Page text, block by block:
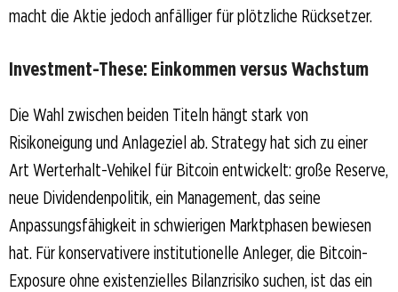
macht die Aktie jedoch anfälliger für plötzliche Rücksetzer.
Investment-These: Einkommen versus Wachstum
Die Wahl zwischen beiden Titeln hängt stark von
Risikoneigung und Anlageziel ab. Strategy hat sich zu einer
Art Werterhalt-Vehikel für Bitcoin entwickelt: große Reserve,
neue Dividendenpolitik, ein Management, das seine
Anpassungsfähigkeit in schwierigen Marktphasen bewiesen
hat. Für konservativere institutionelle Anleger, die Bitcoin-
Exposure ohne existenzielles Bilanzrisiko suchen, ist das ein